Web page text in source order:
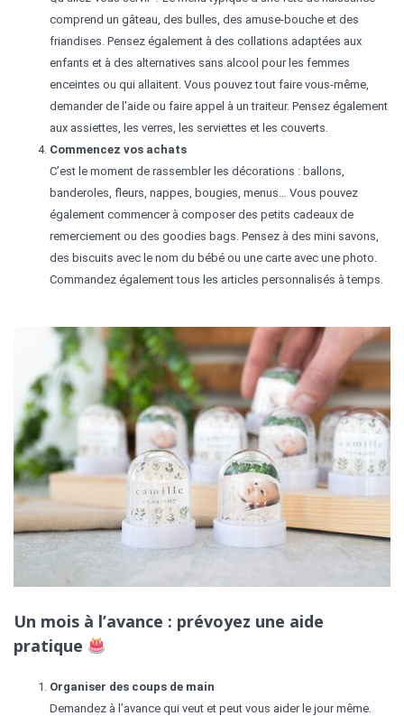
comprend un gâteau, des bulles, des amuse-bouche et des
friandises. Pensez également à des collations adaptées aux
enfants et à des alternatives sans alcool pour les femmes
enceintes ou qui allaitent. Vous pouvez tout faire vous-même,
demander de l’aide ou faire appel à un traiteur. Pensez également
aux assiettes, les verres, les serviettes et les couverts.
Commencez vos achats
C’est le moment de rassembler les décorations : ballons,
banderoles, fleurs, nappes, bougies, menus… Vous pouvez
également commencer à composer des petits cadeaux de
remerciement ou des goodies bags. Pensez à des mini savons,
des biscuits avec le nom du bébé ou une carte avec une photo.
Commandez également tous les articles personnalisés à temps.
Un mois à l’avance : prévoyez une aide
pratique
Organiser des coups de main
Demandez à l’avance qui veut et peut vous aider le jour même.